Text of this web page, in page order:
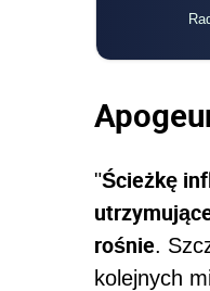
"Ścieżkę
rośnie.
kolejnych